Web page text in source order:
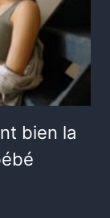
bien la